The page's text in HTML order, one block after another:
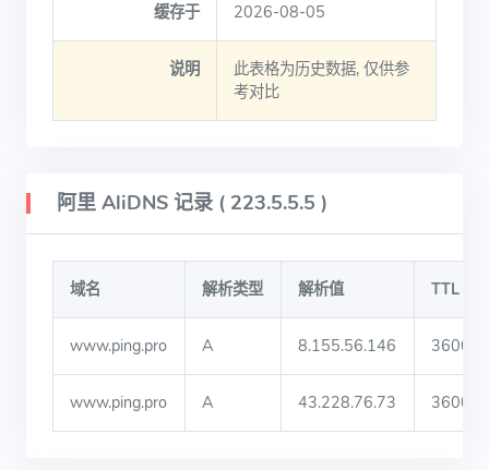
缓存于 2026-08-05
说明
此表格为历史数据, 仅供参
考对比
阿里 AliDNS 记录 ( 223.5.5.5 )
域名 解析类型 解析值 TTL
www.ping.pro A 8.155.56.146 3600
www.ping.pro A 43.228.76.73 3600